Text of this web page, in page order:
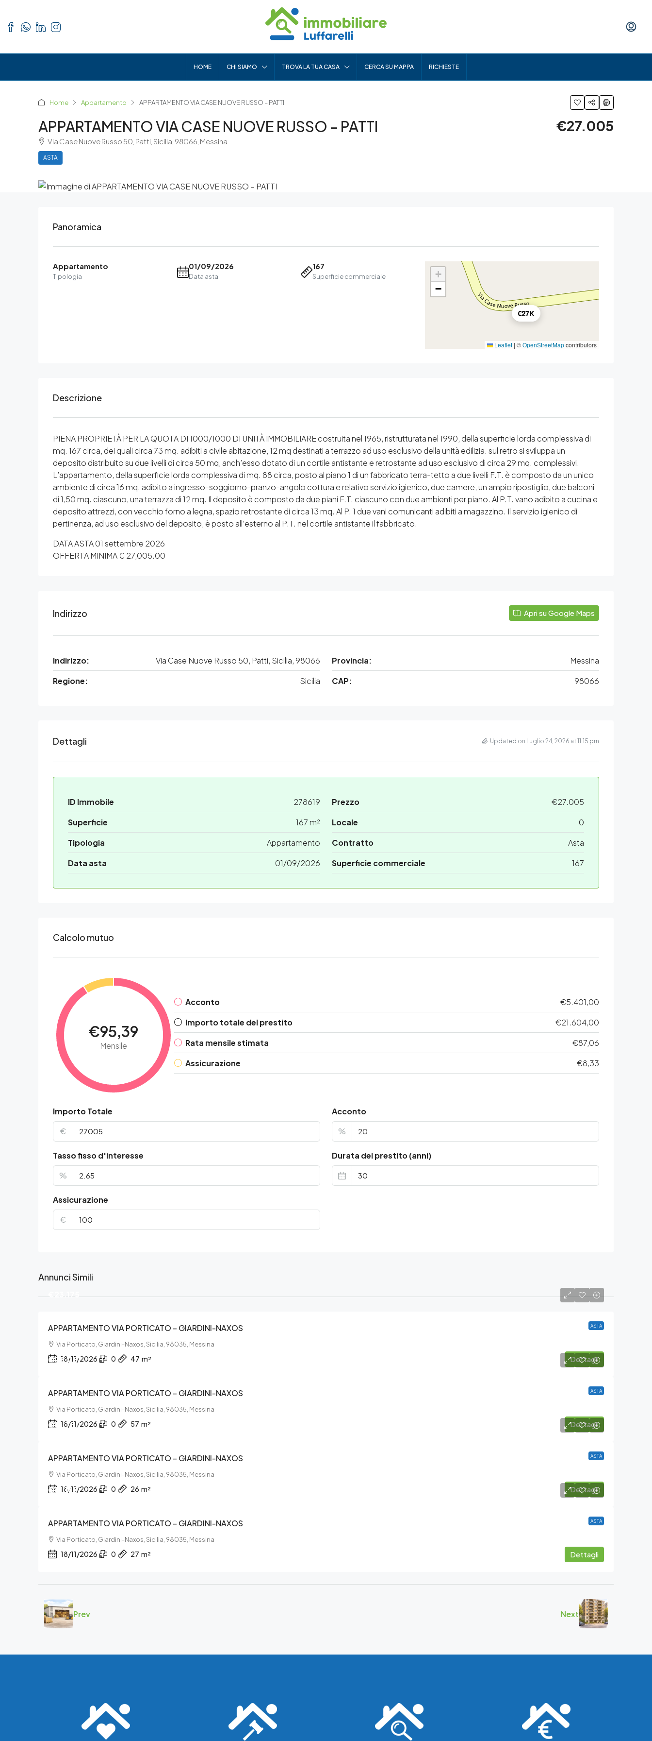
HOME CHI SIAMO TROVA LA TUA CASA CERCA SU MAPPA RICHIESTE
Home Appartamento APPARTAMENTO VIA CASE NUOVE RUSSO – PATTI
APPARTAMENTO VIA CASE NUOVE RUSSO – PATTI
Via Case Nuove Russo 50, Patti, Sicilia, 98066, Messina
ASTA
€27.005
Panoramica
Appartamento
Tipologia
01/09/2026
Data asta
167
Superficie commerciale
€27K
+
−
Leaflet | ©OpenStreetMapcontributors
Descrizione
PIENA PROPRIETÀ PER LA QUOTA DI 1000/1000 DI UNITÀ IMMOBILIARE costruita nel 1965, ristrutturata nel 1990, della superficie lorda complessiva di
mq. 167 circa, dei quali circa 73 mq. adibiti a civile abitazione, 12 mq destinati a terrazzo ad uso esclusivo della unità edilizia. sul retro si sviluppa un
deposito distribuito su due livelli di circa 50 mq, anch’esso dotato di un cortile antistante e retrostante ad uso esclusivo di circa 29 mq. complessivi.
L’appartamento, della superficie lorda complessiva di mq. 88 circa, posto al piano 1 di un fabbricato terra-tetto a due livelli F.T. è composto da un unico
ambiente di circa 16 mq. adibito a ingresso-soggiorno-pranzo-angolo cottura e relativo servizio igienico, due camere, un ampio ripostiglio, due balconi
di 1,50 mq. ciascuno, una terrazza di 12 mq. Il deposito è composto da due piani F.T. ciascuno con due ambienti per piano. Al P.T. vano adibito a cucina e
deposito attrezzi, con vecchio forno a legna, spazio retrostante di circa 13 mq. Al P. 1 due vani comunicanti adibiti a magazzino. Il servizio igienico di
pertinenza, ad uso esclusivo del deposito, è posto all’esterno al P.T. nel cortile antistante il fabbricato.
DATA ASTA 01 settembre 2026
OFFERTA MINIMA € 27,005.00
Indirizzo Apri su Google Maps
Indirizzo: Via Case Nuove Russo 50, Patti, Sicilia, 98066 Provincia:
Messina
Regione:
Sicilia CAP: 98066
Dettagli Updated on Luglio 24, 2026 at 11:15 pm
ID Immobile 278619 Prezzo
€27.005
Superficie
167 m² Locale
0
Tipologia
Appartamento Contratto
Asta
Data asta
01/09/2026 Superficie commerciale 167
Calcolo mutuo
€95,39
Mensile
Acconto
€5.401,00
Importo totale del prestito
€21.604,00
Rata mensile stimata
€87,06
Assicurazione
€8,33
Importo Totale
€
Acconto
%
Tasso fisso d'interesse
%
Durata del prestito (anni)
Assicurazione
€
Annunci Simili
ASTA
€23.175
APPARTAMENTO VIA PORTICATO – GIARDINI-NAXOS
Via Porticato, Giardini-Naxos, Sicilia, 98035, Messina
18/11/2026 0 47 m² Dettagli
ASTA
€28.062
APPARTAMENTO VIA PORTICATO – GIARDINI-NAXOS
Via Porticato, Giardini-Naxos, Sicilia, 98035, Messina
18/11/2026 0 57 m² Dettagli
ASTA
€15.750
APPARTAMENTO VIA PORTICATO – GIARDINI-NAXOS
Via Porticato, Giardini-Naxos, Sicilia, 98035, Messina
18/11/2026 0 26 m² Dettagli
ASTA
€17.187
APPARTAMENTO VIA PORTICATO – GIARDINI-NAXOS
Via Porticato, Giardini-Naxos, Sicilia, 98035, Messina
18/11/2026 0 27 m² Dettagli
Prev Next